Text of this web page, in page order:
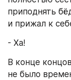
приподнять
и прижал к
- Ха!
В конце
не было